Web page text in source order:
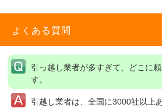
よくある質問
引っ越し業者が多すぎて、どこに
す。
引越し業者は、全国に3000社以上